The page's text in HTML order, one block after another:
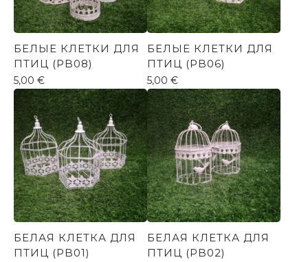
БЕЛЫЕ КЛЕТКИ ДЛЯ
ПТИЦ (PB08)
5,00 €
БЕЛЫЕ КЛЕТКИ ДЛЯ
ПТИЦ (PB06)
5,00 €
БЕЛАЯ КЛЕТКА ДЛЯ
ПТИЦ (PB01)
БЕЛАЯ КЛЕТКА ДЛЯ
ПТИЦ (PB02)